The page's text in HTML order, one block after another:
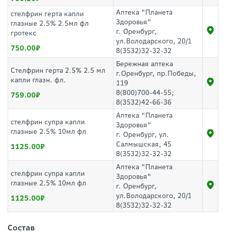
стелфрин герта капли
глазные 2.5% 2.5мл фл
гротекс
750.00
Аптека "Планета
Здоровья"
г. Оренбург,
ул.Володарского, 20/1
8(3532)32-32-32
Стелфрин герта 2.5% 2.5 мл
капли глазн. фл.
759.00
Бережная аптека
г.Оренбург, пр.Победы,
119
8(800)700-44-55;
8(3532)42-66-36
стелфрин супра капли
глазные 2.5% 10мл фл
1125.00
Аптека "Планета
Здоровья"
г. Оренбург, ул.
Салмышская, 45
8(3532)32-32-32
стелфрин супра капли
глазные 2.5% 10мл фл
1125.00
Аптека "Планета
Здоровья"
г. Оренбург,
ул.Володарского, 20/1
8(3532)32-32-32
Состав